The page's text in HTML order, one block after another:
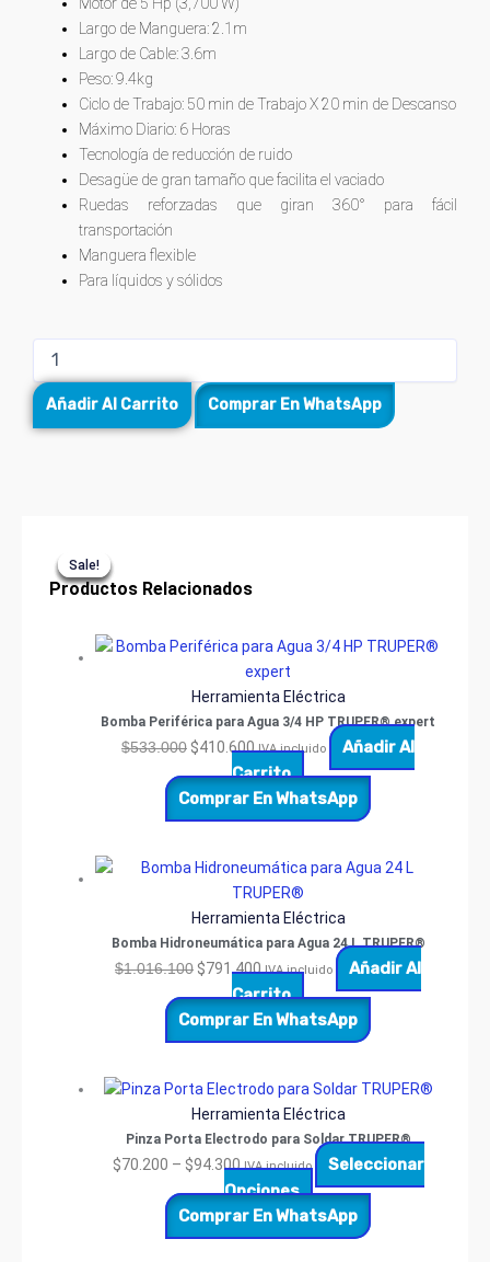
Largo de Manguera: 2.1m
Largo de Cable: 3.6m
Peso: 9.4kg
Ciclo de Trabajo: 50 min de Trabajo X 20 min de Descanso
Máximo Diario: 6 Horas
Tecnología de reducción de ruido
Desagüe de gran tamaño que facilita el vaciado
Ruedas reforzadas que giran 360° para fácil
transportación
Manguera flexible
Para líquidos y sólidos
Sopladora
plástica
para
TRUPER®
cantidad
Añadir Al Carrito Comprar En WhatsApp
Productos Relacionados
Sale!
Sale!
Herramienta Eléctrica
Bomba Periférica para Agua 3/4 HP TRUPER® expert
$533.000
was:
$410.600 IVA incluido
Añadir Al
Carrito
Comprar En WhatsApp
Sale!
Sale!
Herramienta Eléctrica
Bomba Hidroneumática para Agua 24 L TRUPER®
$1.016.100
was:
$791.400 IVA incluido
Añadir Al
Carrito
Comprar En WhatsApp
Sale!
Sale!
Herramienta Eléctrica
Pinza Porta Electrodo para Soldar TRUPER®
$70.200 – $94.300
$70.200
$94.300
IVA incluido
Seleccionar
Opciones
variantes.
opciones
se
pueden
elegir
en
la
de
Comprar En WhatsApp